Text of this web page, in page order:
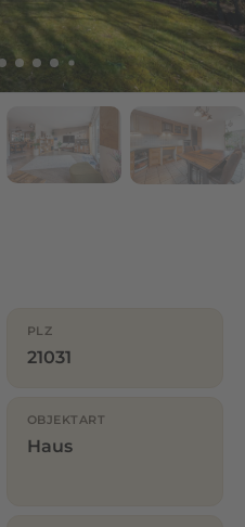
PLZ
21031
OBJEKTART
Haus